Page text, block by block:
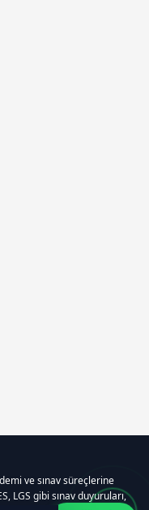
ve sınav süreçlerine
LGS gibi sınav duyuruları,